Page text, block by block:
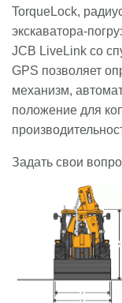
TorqueLock,
экскаватора-
JCB LiveLink со
GPS позволяет
механизм,
положение для
Задать свои